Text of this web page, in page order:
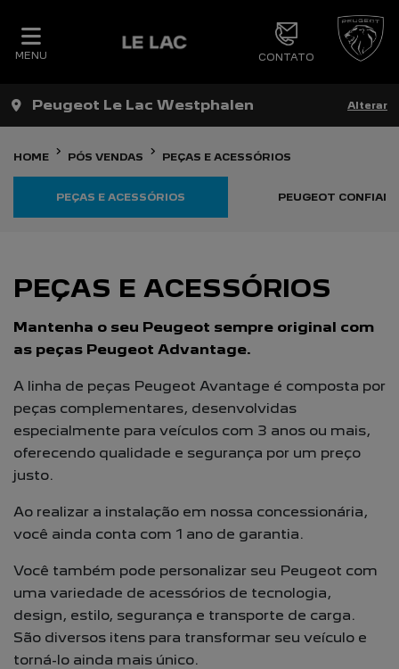
MENU CONTATO
Peugeot Le Lac Westphalen Alterar
HOME PÓS VENDAS PEÇAS E ACESSÓRIOS
PEUGEOT
PEÇAS E ACESSÓRIOS
PEÇAS E ACESSÓRIOS
Mantenha o seu Peugeot sempre original com
as peças Peugeot Advantage.
A linha de peças Peugeot Avantage é composta por
peças complementares, desenvolvidas
especialmente para veículos com 3 anos ou mais,
oferecendo qualidade e segurança por um preço
justo.
Ao realizar a instalação em nossa concessionária,
você ainda conta com 1 ano de garantia.
Você também pode personalizar seu Peugeot com
uma variedade de acessórios de tecnologia,
design, estilo, segurança e transporte de carga.
São diversos itens para transformar seu veículo e
torná-lo ainda mais único.